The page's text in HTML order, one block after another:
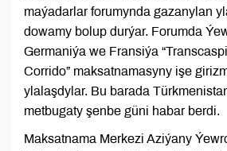
maýadarlar forumynda gazanylan
dowamy bolup durýar. Forumda
Germaniýa we Fransiýa
Corrido” maksatnamasyny işe
ylalaşdylar. Bu barada
metbugaty şenbe güni habar berdi.
Maksatnama Merkezi Aziýany